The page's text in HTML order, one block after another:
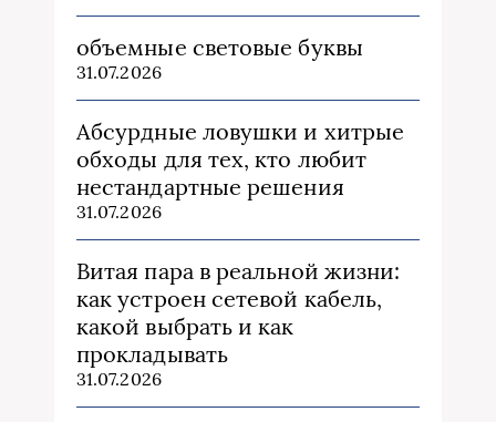
объемные световые буквы
31.07.2026
Абсурдные ловушки и хитрые
обходы для тех, кто любит
нестандартные решения
31.07.2026
Витая пара в реальной жизни:
как устроен сетевой кабель,
какой выбрать и как
прокладывать
31.07.2026